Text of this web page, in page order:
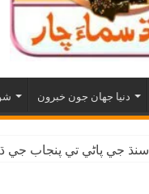
دنيا جهان جون خبرون
سنڌ جي پاڻي تي پنجاب جي